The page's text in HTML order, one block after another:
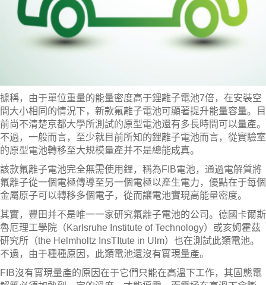
據稱，由于單位重量的能量密度高于鋰離子電池7倍，在安裝空
間大小相同的情況下，新款氟離子電池可顯著提升能量容量。目
前尚不清楚京都大學所測試的原型電池還有多長時間可以量產。
不過，一般而言，至少就目前所知的鋰離子電池而言，從實驗室
的原型電池轉移至大規模量產并不是總能成真。
該款氟離子電池完全無需使用鋰，稱為FIB電池，通過電解質將
氟離子從一個電極傳導至另一個電極以產生電力，優點在于每個
金屬原子可以轉移多個電子，從而讓電池實現高能量密度。
其實，豐田并不是唯一一家研究氟離子電池的公司。德國卡爾斯
魯厄理工學院（Karlsruhe Institute of Technology）或亥姆霍茲
研究所（the Helmholtz InsTI tute in Ulm）也在測試此類電池。
不過，由于種種原因，此類電池還沒有實現量產。
FIB沒有實現量產的原因在于它們只能在高溫下工作，其固態電